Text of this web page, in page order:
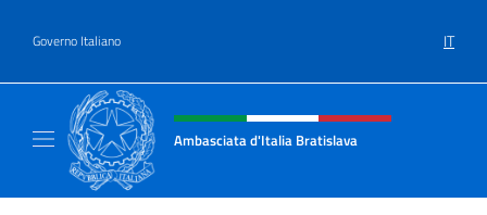
Governo Italiano IT
Intestazione sito, social e menù
Ambasciata d'Italia Bratislava